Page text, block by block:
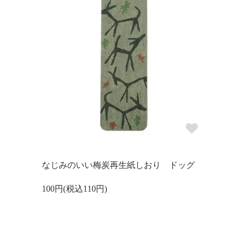
なじみのいい梅炭再生紙しおり ドッグ
100円(税込110円)